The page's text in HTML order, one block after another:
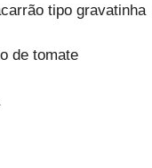
tipo gravatinha
de tomate